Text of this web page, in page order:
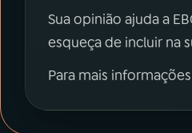
Sua opinião ajuda a
esqueça de incluir na
Para mais